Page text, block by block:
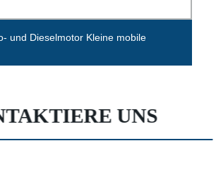
und Dieselmotor Kleine mobile
UNS